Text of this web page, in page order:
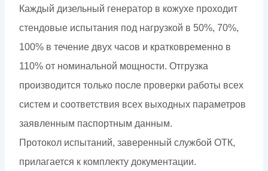
Каждый дизельный генератор в кожухе проходит
стендовые испытания под нагрузкой в 50%, 70%,
100% в течение двух часов и кратковременно в
110% от номинальной мощности. Отгрузка
производится только после проверки работы всех
систем и соответствия всех выходных параметров
заявленным паспортным данным.
Протокол испытаний, заверенный службой ОТК,
прилагается к комплекту документации.